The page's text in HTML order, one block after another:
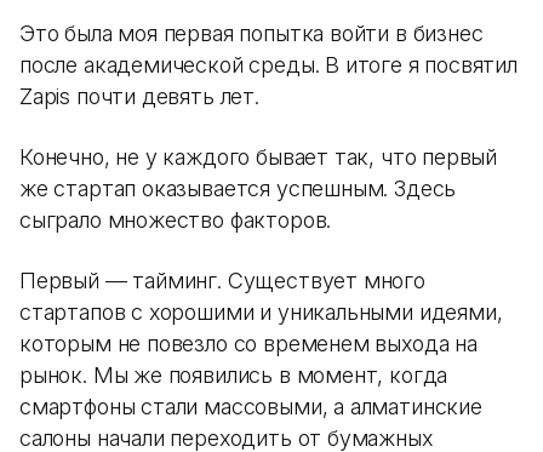
Это была моя первая попытка войти в бизнес
после академической среды. В итоге я посвятил
Zapis почти девять лет.
Конечно, не у каждого бывает так, что первый
же стартап оказывается успешным. Здесь
сыграло множество факторов.
Первый — тайминг. Существует много
стартапов с хорошими и уникальными идеями,
которым не повезло со временем выхода на
рынок. Мы же появились в момент, когда
смартфоны стали массовыми, а алматинские
салоны начали переходить от бумажных